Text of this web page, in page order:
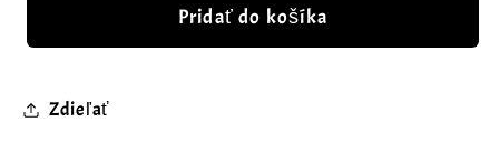
Pridať do košíka
Zdieľať